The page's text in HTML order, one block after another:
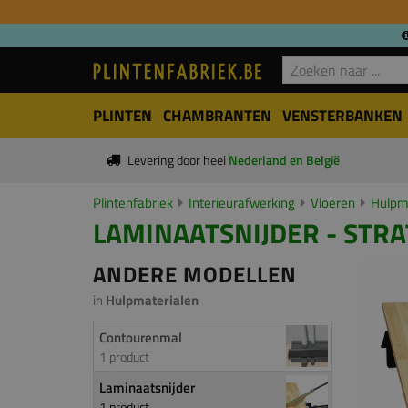
PLINTEN CHAMBRANTEN VENSTERBANKEN
Levering door heel Nederland en België
Plintenfabriek Interieurafwerking Vloeren
LAMINAATSNIJDER -
ANDERE MODELLEN
in Hulpmaterialen
Contourenmal
1 product
Laminaatsnijder